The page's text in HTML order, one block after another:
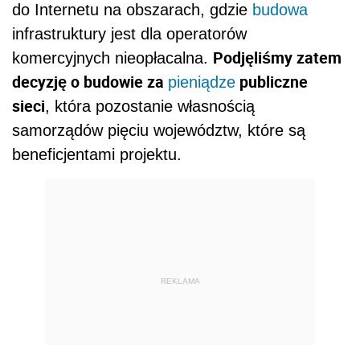
do Internetu na obszarach, gdzie budowa
infrastruktury jest dla operatorów
komercyjnych nieopłacalna. Podjęliśmy zatem
decyzję o budowie za pieniądze publiczne
sieci, która pozostanie własnością
samorządów pięciu województw, które są
beneficjentami projektu.
REKLAMA